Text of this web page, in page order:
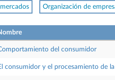
Organización de
del consumidor
consumidor y el procesamiento de